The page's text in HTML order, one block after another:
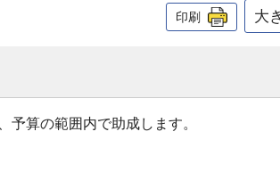
印刷 大
算の範囲内で助成します。